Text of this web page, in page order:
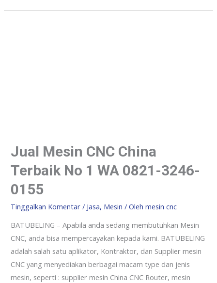
Jual Mesin CNC China
Terbaik No 1 WA 0821-3246-
0155
Tinggalkan Komentar / Jasa, Mesin / Olehmesin cnc
BATUBELING – Apabila anda sedang membutuhkan Mesin
CNC, anda bisa mempercayakan kepada kami. BATUBELING
adalah salah satu aplikator, Kontraktor, dan Supplier mesin
CNC yang menyediakan berbagai macam type dan jenis
mesin, seperti : supplier mesin China CNC Router, mesin